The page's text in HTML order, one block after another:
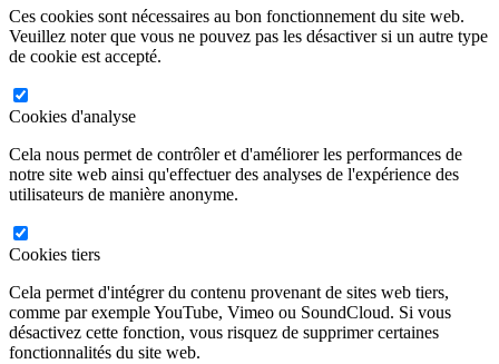
Ces cookies sont nécessaires au bon fonctionnement du site web.
Veuillez noter que vous ne pouvez pas les désactiver si un autre type
de cookie est accepté.
Cookies d'analyse
Cela nous permet de contrôler et d'améliorer les performances de
notre site web ainsi qu'effectuer des analyses de l'expérience des
utilisateurs de manière anonyme.
Cookies tiers
Cela permet d'intégrer du contenu provenant de sites web tiers,
comme par exemple YouTube, Vimeo ou SoundCloud. Si vous
désactivez cette fonction, vous risquez de supprimer certaines
fonctionnalités du site web.